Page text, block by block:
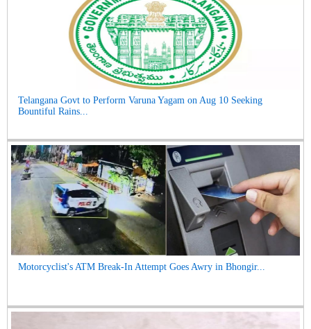
Telangana Govt to Perform Varuna Yagam on Aug 10 Seeking
Bountiful Rains...
Motorcyclist's ATM Break-In Attempt Goes Awry in Bhongir...